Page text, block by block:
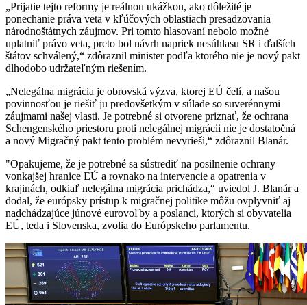
„Prijatie tejto reformy je reálnou ukážkou, ako dôležité je
ponechanie práva veta v kľúčových oblastiach presadzovania
národnoštátnych záujmov. Pri tomto hlasovaní nebolo možné
uplatniť právo veta, preto bol návrh napriek nesúhlasu SR i ďalších
štátov schválený,“ zdôraznil minister podľa ktorého nie je nový pakt
dlhodobo udržateľným riešením.
„Nelegálna migrácia je obrovská výzva, ktorej EÚ čelí, a našou
povinnosťou je riešiť ju predovšetkým v súlade so suverénnymi
záujmami našej vlasti. Je potrebné si otvorene priznať, že ochrana
Schengenského priestoru proti nelegálnej migrácii nie je dostatočná
a nový Migračný pakt tento problém nevyrieši,“ zdôraznil Blanár.
"Opakujeme, že je potrebné sa sústrediť na posilnenie ochrany
vonkajšej hranice EÚ a rovnako na intervencie a opatrenia v
krajinách, odkiaľ nelegálna migrácia prichádza,“ uviedol J. Blanár a
dodal, že európsky prístup k migračnej politike môžu ovplyvniť aj
nadchádzajúce júnové eurovoľby a poslanci, ktorých si obyvatelia
EÚ, teda i Slovenska, zvolia do Európskeho parlamentu.